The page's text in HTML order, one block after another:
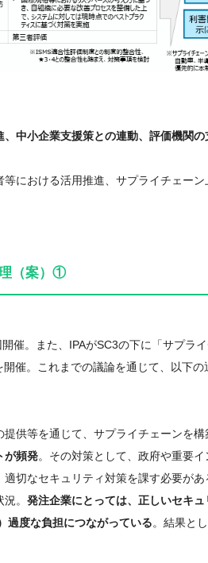
、中小企業支援策との連動、評価機関の
における活用推進、サプライチェー
（案）①
催。また、IPAがSC3の下に「サプラ
催。これまでの議論を通じて、以下の
供等を通じて、サプライチェーンを構
が頻発。その対策として、政府や重要
切なセキュリティ対策を課す必要が
。 発注企業にとっては、正しいセキ
過度な負担につながっている。結果と